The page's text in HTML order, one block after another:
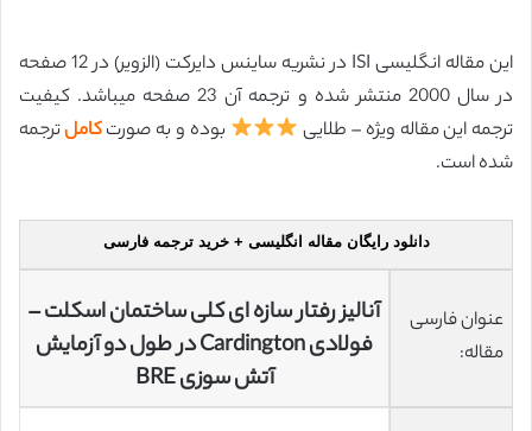
این مقاله انگلیسی ISI در نشریه ساینس دایرکت (الزویر) در 12 صفحه
در سال 2000 منتشر شده و ترجمه آن 23 صفحه میباشد. کیفیت
ترجمه این مقاله ویژه – طلایی
بوده و به صورتکاملترجمه
شده است.
دانلود رایگان مقاله انگلیسی + خرید ترجمه فارسی
عنوان فارسی
مقاله:
آنالیز رفتار سازه ای کلی ساختمان اسکلت –
فولادی Cardington در طول دو آزمایش
آتش سوزی BRE